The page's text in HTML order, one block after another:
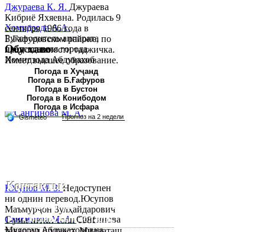
Хомидзода А.А.
Руководитель аппарата
председателя города
Хомидзода Абдувахоб
Абдумаджид родился 8
июня 1978 года в городе
Худжанде. По
национальности...
Сангинова М. А.Сангинова
Муяссар Абдукахоровна
Джураева К. Я. Джураева
Кибриё Яхяевна. Родилась 9
сентября 1966 года в
Б.Гафуровском районе, по
национальности таджичка.
Имеет высшее образование.
В 1997 ...
Юсупов М. З.Недоступен
ни однин перевод.Юсупов
Маъмурҷон Зулҳайдарович
1-уми июни соли 1981
Обу хаво
Погода в Хуҷанд
Погода в Б.Ғафуров
Погода в Бустон
Погода в Конибодом
Погода в Исфара
Контакты:
Республика Таджикистан,
Согдийскый область,